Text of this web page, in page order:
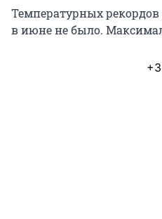
Температурных
в июне не было.